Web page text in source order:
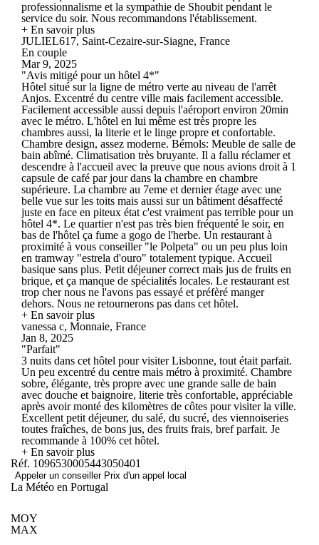
professionnalisme et la sympathie de Shoubit pendant le
service du soir. Nous recommandons l'établissement.
+ En savoir plus
JULIEL617, Saint-Cezaire-sur-Siagne, France
En couple
Mar 9, 2025
"Avis mitigé pour un hôtel 4*"
Hôtel situé sur la ligne de métro verte au niveau de l'arrêt
Anjos. Excentré du centre ville mais facilement accessible.
Facilement accessible aussi depuis l'aéroport environ 20min
avec le métro. L'hôtel en lui même est très propre les
chambres aussi, la literie et le linge propre et confortable.
Chambre design, assez moderne. Bémols: Meuble de salle de
bain abîmé. Climatisation très bruyante. Il a fallu réclamer et
descendre à l'accueil avec la preuve que nous avions droit à 1
capsule de café par jour dans la chambre en chambre
supérieure. La chambre au 7eme et dernier étage avec une
belle vue sur les toits mais aussi sur un bâtiment désaffecté
juste en face en piteux état c'est vraiment pas terrible pour un
hôtel 4*. Le quartier n'est pas très bien fréquenté le soir, en
bas de l'hôtel ça fume a gogo de l'herbe. Un restaurant à
proximité à vous conseiller "le Polpeta" ou un peu plus loin
en tramway "estrela d'ouro" totalement typique. Accueil
basique sans plus. Petit déjeuner correct mais jus de fruits en
brique, et ça manque de spécialités locales. Le restaurant est
trop cher nous ne l'avons pas essayé et préfèré manger
dehors. Nous ne retournerons pas dans cet hôtel.
+ En savoir plus
vanessa c, Monnaie, France
Jan 8, 2025
"Parfait"
3 nuits dans cet hôtel pour visiter Lisbonne, tout était parfait.
Un peu excentré du centre mais métro à proximité. Chambre
sobre, élégante, très propre avec une grande salle de bain
avec douche et baignoire, literie très confortable, appréciable
après avoir monté des kilomètres de côtes pour visiter la ville.
Excellent petit déjeuner, du salé, du sucré, des viennoiseries
toutes fraîches, de bons jus, des fruits frais, bref parfait. Je
recommande à 100% cet hôtel.
+ En savoir plus
Réf. 1096530005443050401
Appeler un conseiller Prix d'un appel local
La Météo en Portugal
MOY
MAX